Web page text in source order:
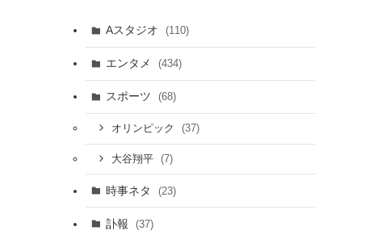
Aスタジオ (110)
エンタメ (434)
スポーツ (68)
オリンピック (37)
大谷翔平 (7)
時事ネタ (23)
訃報 (37)